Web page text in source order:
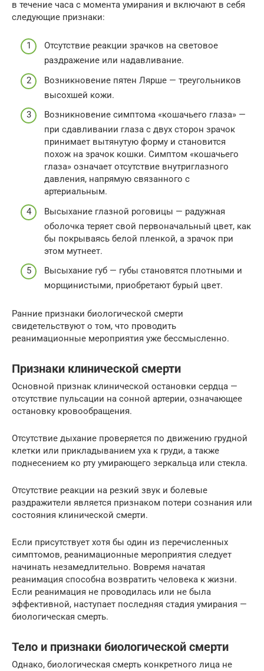
в течение часа с момента умирания и включают в себя
следующие признаки:
Отсутствие реакции зрачков на световое
раздражение или надавливание.
Возникновение пятен Лярше — треугольников
высохшей кожи.
Возникновение симптома «кошачьего глаза» —
при сдавливании глаза с двух сторон зрачок
принимает вытянутую форму и становится
похож на зрачок кошки. Симптом «кошачьего
глаза» означает отсутствие внутриглазного
давления, напрямую связанного с
артериальным.
Высыхание глазной роговицы — радужная
оболочка теряет свой первоначальный цвет, как
бы покрываясь белой пленкой, а зрачок при
этом мутнеет.
Высыхание губ — губы становятся плотными и
морщинистыми, приобретают бурый цвет.
Ранние признаки биологической смерти
свидетельствуют о том, что проводить
реанимационные мероприятия уже бессмысленно.
Признаки клинической смерти
Основной признак клинической остановки сердца —
отсутствие пульсации на сонной артерии, означающее
остановку кровообращения.
Отсутствие дыхание проверяется по движению грудной
клетки или прикладыванием уха к груди, а также
поднесением ко рту умирающего зеркальца или стекла.
Отсутствие реакции на резкий звук и болевые
раздражители является признаком потери сознания или
состояния клинической смерти.
Если присутствует хотя бы один из перечисленных
симптомов, реанимационные мероприятия следует
начинать незамедлительно. Вовремя начатая
реанимация способна возвратить человека к жизни.
Если реанимация не проводилась или не была
эффективной, наступает последняя стадия умирания —
биологическая смерть.
Тело и признаки биологической смерти
Однако, биологическая смерть конкретного лица не